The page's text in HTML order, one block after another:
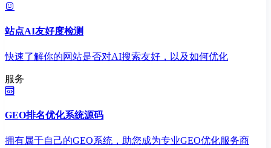
站点AI友好度检测
快速了解你的网站是否对AI搜索友好，以及如何优化
服务
GEO排名优化系统源码
拥有属于自己的GEO系统，助您成为专业GEO优化服务商